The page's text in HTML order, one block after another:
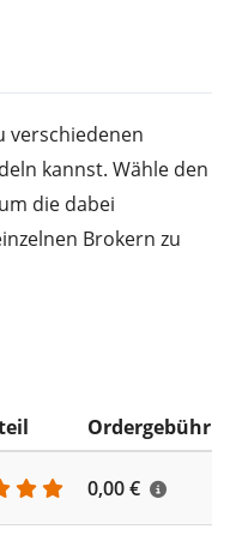
verschiedenen
kannst. Wähle den
die dabei
Brokern zu
Ordergebühr
0,00 €